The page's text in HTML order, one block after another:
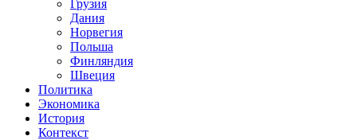
Грузия
Дания
Норвегия
Польша
Финляндия
Швеция
Политика
Экономика
История
Контекст